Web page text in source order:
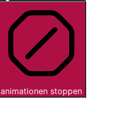
animationen stoppen